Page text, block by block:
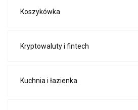
Koszykówka
Kryptowaluty i fintech
Kuchnia i łazienka